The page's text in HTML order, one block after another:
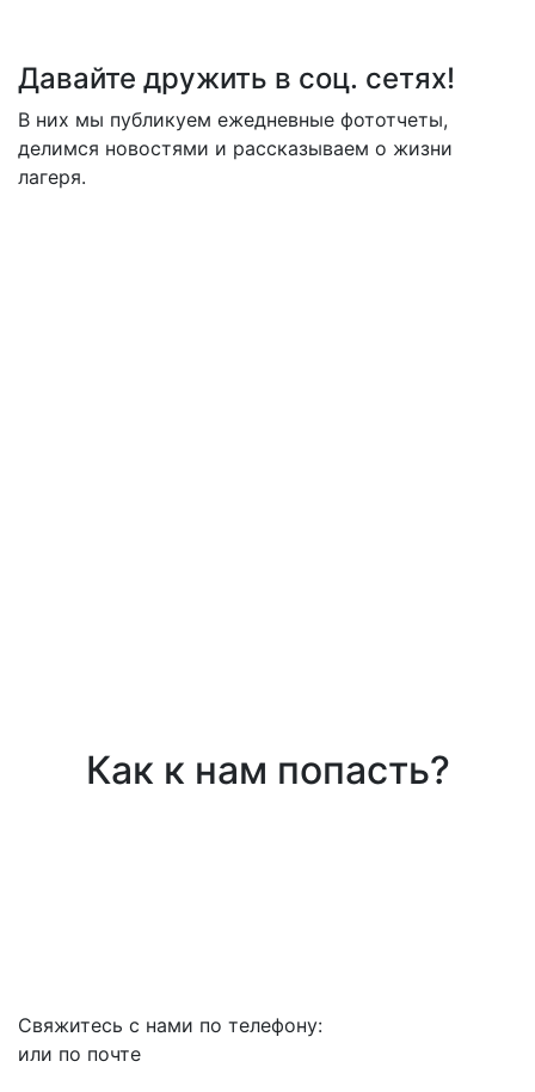
Давайте дружить в соц. сетях!
В них мы публикуем ежедневные фототчеты,
делимся новостями и рассказываем о жизни
лагеря.
Как к нам попасть?
Свяжитесь с нами по телефону:
или по почте